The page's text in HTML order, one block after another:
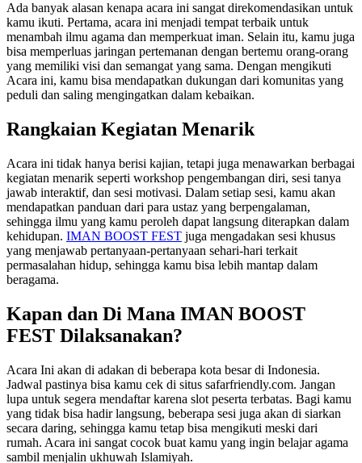
Ada banyak alasan kenapa acara ini sangat direkomendasikan untuk
kamu ikuti. Pertama, acara ini menjadi tempat terbaik untuk
menambah ilmu agama dan memperkuat iman. Selain itu, kamu juga
bisa memperluas jaringan pertemanan dengan bertemu orang-orang
yang memiliki visi dan semangat yang sama. Dengan mengikuti
Acara ini, kamu bisa mendapatkan dukungan dari komunitas yang
peduli dan saling mengingatkan dalam kebaikan.
Rangkaian Kegiatan Menarik
Acara ini tidak hanya berisi kajian, tetapi juga menawarkan berbagai
kegiatan menarik seperti workshop pengembangan diri, sesi tanya
jawab interaktif, dan sesi motivasi. Dalam setiap sesi, kamu akan
mendapatkan panduan dari para ustaz yang berpengalaman,
sehingga ilmu yang kamu peroleh dapat langsung diterapkan dalam
kehidupan. IMAN BOOST FEST juga mengadakan sesi khusus
yang menjawab pertanyaan-pertanyaan sehari-hari terkait
permasalahan hidup, sehingga kamu bisa lebih mantap dalam
beragama.
Kapan dan Di Mana IMAN BOOST
FEST Dilaksanakan?
Acara Ini akan di adakan di beberapa kota besar di Indonesia.
Jadwal pastinya bisa kamu cek di situs safarfriendly.com. Jangan
lupa untuk segera mendaftar karena slot peserta terbatas. Bagi kamu
yang tidak bisa hadir langsung, beberapa sesi juga akan di siarkan
secara daring, sehingga kamu tetap bisa mengikuti meski dari
rumah. Acara ini sangat cocok buat kamu yang ingin belajar agama
sambil menjalin ukhuwah Islamiyah.